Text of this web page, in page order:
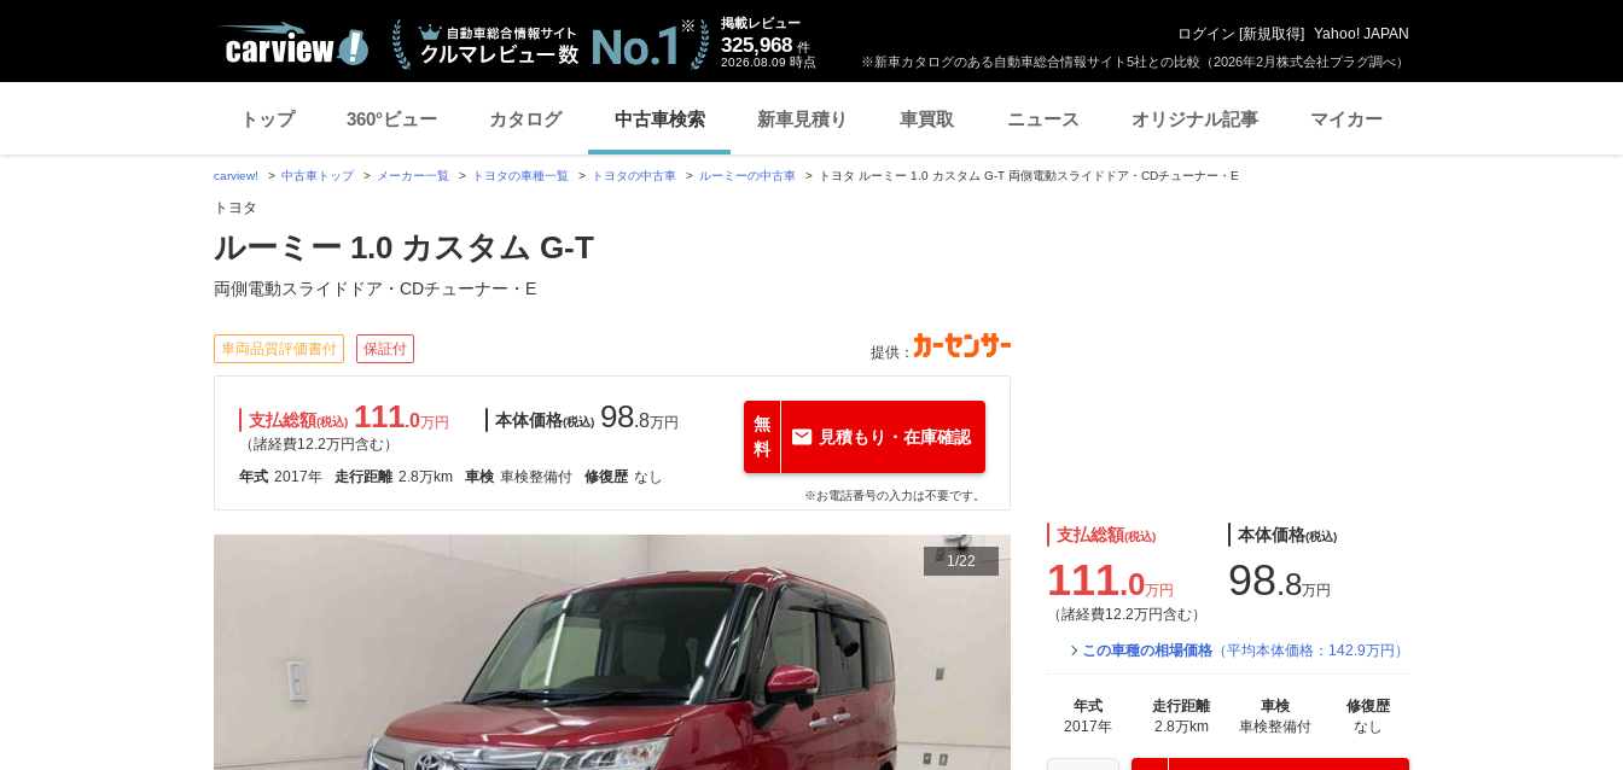
※新車カタログのある自動車総合情報サイト5社との比較（2026年2月株式会社プラグ調べ）
掲載レビュー
325,968 件
2026.08.09 時点
ログイン [新規取得] Yahoo! JAPAN
トップ 360°ビュー カタログ 中古車検索 新車見積り 車買取 ニュース オリジナル記事 マイカー
carview! 中古車トップ メーカー一覧 トヨタの車種一覧 トヨタの中古車 ルーミーの中古車 トヨタ ルーミー 1.0 カスタム G-T 両側電動スライドドア・CDチューナー・E
トヨタ
ルーミー 1.0 カスタム G-T
両側電動スライドドア・CDチューナー・E
車両品質評価書付 保証付 提供：
支払総額(税込) 111.0万円
（諸経費12.2万円含む）
本体価格(税込) 98.8万円
年式 2017年 走行距離 2.8万km 車検 車検整備付 修復歴 なし
無
料
見積もり・在庫確認
※お電話番号の入力は不要です。
1/22
支払総額(税込)
111.0万円
（諸経費12.2万円含む）
本体価格(税込)
98.8万円
この車種の相場価格 （平均本体価格：142.9万円）
年式
2017年
走行距離
2.8万km
車検
車検整備付
修復歴
なし